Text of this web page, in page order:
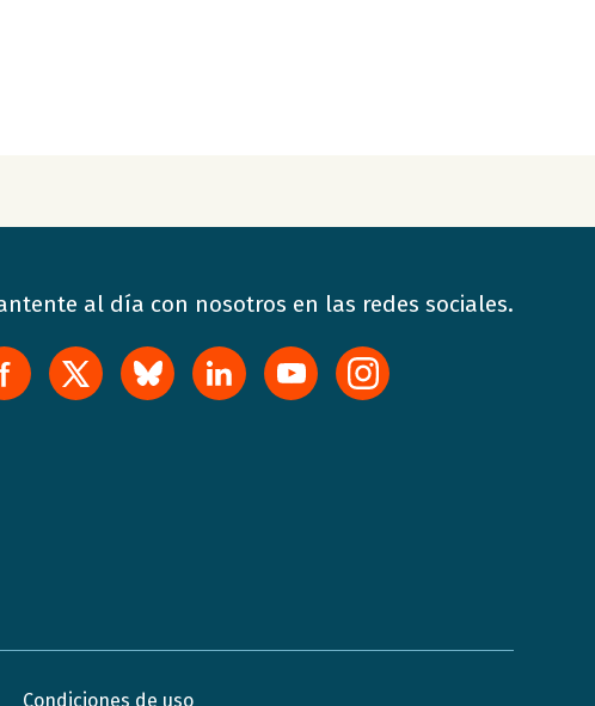
al día con nosotros en las redes sociales.
Condiciones de uso